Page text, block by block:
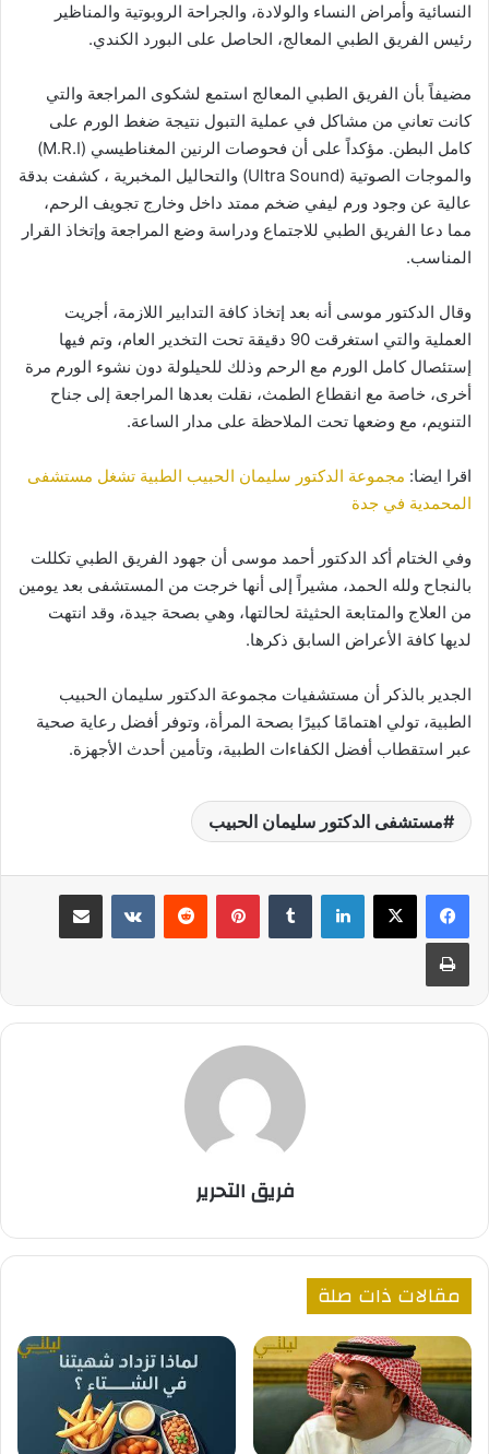
النسائية وأمراض النساء والولادة، والجراحة الروبوتية والمناظير
رئيس الفريق الطبي المعالج، الحاصل على البورد الكندي.
مضيفاً بأن الفريق الطبي المعالج استمع لشكوى المراجعة والتي
كانت تعاني من مشاكل في عملية التبول نتيجة ضغط الورم على
كامل البطن. مؤكداً على أن فحوصات الرنين المغناطيسي (M.R.I)
والموجات الصوتية (Ultra Sound) والتحاليل المخبرية ، كشفت بدقة
عالية عن وجود ورم ليفي ضخم ممتد داخل وخارج تجويف الرحم،
مما دعا الفريق الطبي للاجتماع ودراسة وضع المراجعة وإتخاذ القرار
المناسب.
وقال الدكتور موسى أنه بعد إتخاذ كافة التدابير اللازمة، أجريت
العملية والتي استغرقت 90 دقيقة تحت التخدير العام، وتم فيها
إستئصال كامل الورم مع الرحم وذلك للحيلولة دون نشوء الورم مرة
أخرى، خاصة مع انقطاع الطمث، نقلت بعدها المراجعة إلى جناح
التنويم، مع وضعها تحت الملاحظة على مدار الساعة.
اقرا ايضا: مجموعة الدكتور سليمان الحبيب الطبية تشغل مستشفى
المحمدية في جدة
وفي الختام أكد الدكتور أحمد موسى أن جهود الفريق الطبي تكللت
بالنجاح ولله الحمد، مشيراً إلى أنها خرجت من المستشفى بعد يومين
من العلاج والمتابعة الحثيثة لحالتها، وهي بصحة جيدة، وقد انتهت
لديها كافة الأعراض السابق ذكرها.
الجدير بالذكر أن مستشفيات مجموعة الدكتور سليمان الحبيب
الطبية، تولي اهتمامًا كبيرًا بصحة المرأة، وتوفر أفضل رعاية صحية
عبر استقطاب أفضل الكفاءات الطبية، وتأمين أحدث الأجهزة.
مستشفى الدكتور سليمان الحبيب
لينكدإن بينتيريست مشاركة عبر البريد
طباعة
فريق التحرير
مقالات ذات صلة